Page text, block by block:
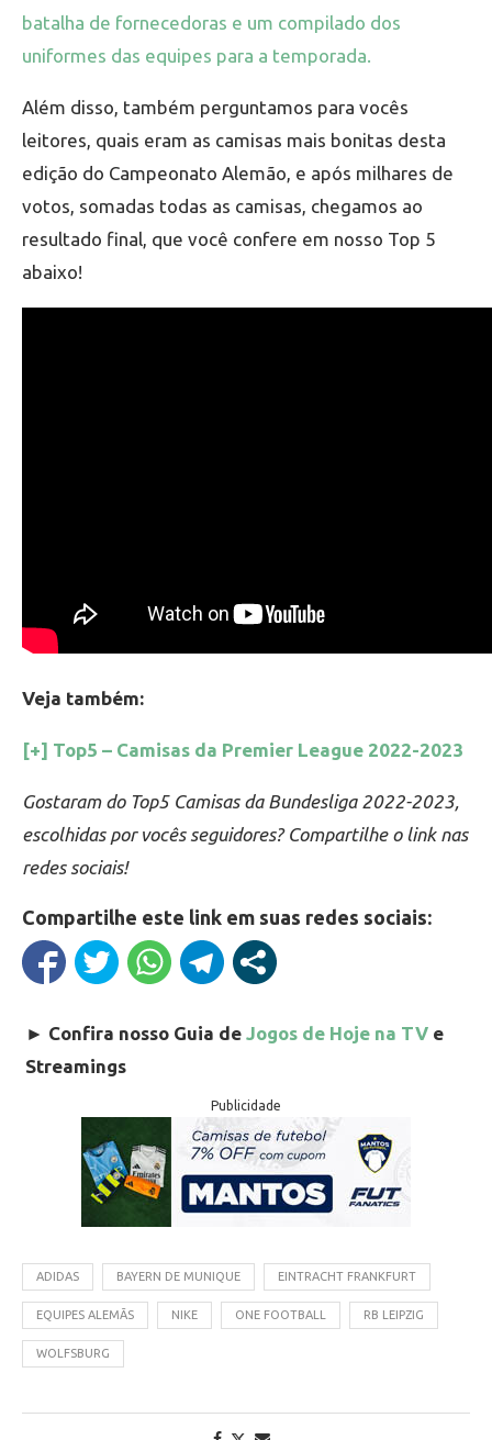
batalha de fornecedoras e um compilado dos
uniformes das equipes para a temporada.
Além disso, também perguntamos para vocês
leitores, quais eram as camisas mais bonitas desta
edição do Campeonato Alemão, e após milhares de
votos, somadas todas as camisas, chegamos ao
resultado final, que você confere em nosso Top 5
abaixo!
Veja também:
[+] Top5 – Camisas da Premier League 2022-2023
Gostaram do Top5 Camisas da Bundesliga 2022-2023,
escolhidas por vocês seguidores? Compartilhe o link nas
redes sociais!
Compartilhe este link em suas redes sociais:
► Confira nosso Guia de Jogos de Hoje na TV e
Streamings
Publicidade
ADIDAS BAYERN DE MUNIQUE EINTRACHT FRANKFURT
EQUIPES ALEMÃS NIKE ONE FOOTBALL RB LEIPZIG
WOLFSBURG